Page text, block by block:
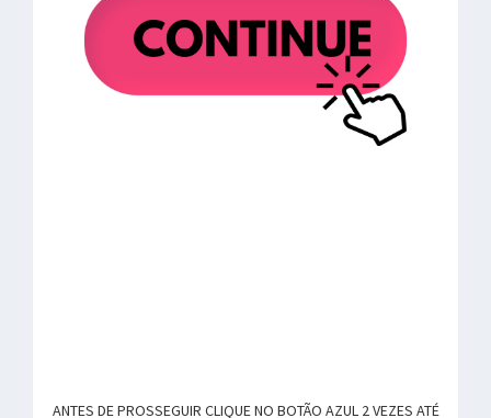
ANTES DE PROSSEGUIR CLIQUE NO BOTÃO AZUL 2 VEZES ATÉ